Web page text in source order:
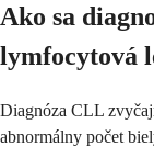
Ako sa
lymfocytová
Diagnóza CLL
abnormálny počet